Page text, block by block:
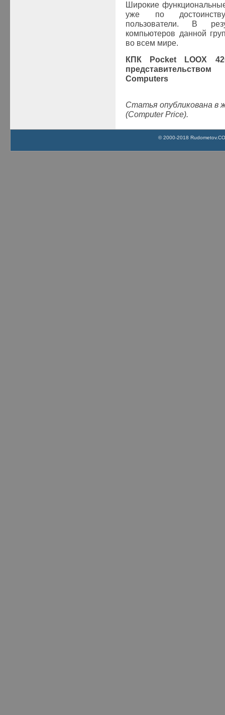
Широкие
уже по
пользователи. В
компьютеров данной
во всем мире.
КПК Pocket LOOX
Computers
Статья опубликована в
(Computer Price).
© 2000-2018